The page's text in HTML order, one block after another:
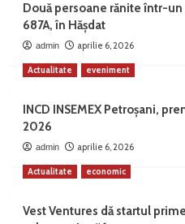
Două persoane rănite într-un
687A, în Hășdat
admin aprilie 6, 2026
Actualitate eveniment
INCD INSEMEX Petroșani,
2026
admin aprilie 6, 2026
Actualitate economic
Vest Ventures dă startul